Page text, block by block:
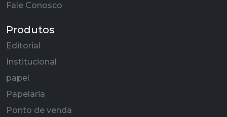
Fale Conosco
Produtos
Editorial
Institucional
papel
Papelaria
Ponto de venda